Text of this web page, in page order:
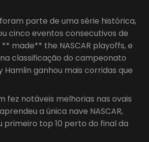
parte de uma série histórica,
cinco eventos consecutivos de
made** the NASCAR playoffs, e
classificação do campeonato
Hamlin ganhou mais corridas que
fez notáveis melhorias nas ovais
a única nave NASCAR,
primeiro top 10 perto do final da